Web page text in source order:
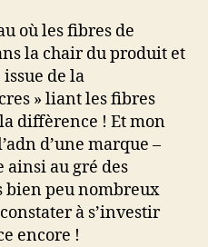
où les fibres de
la chair du produit et
de la
» liant les fibres
diffèrence ! Et mon
d’une marque –
ainsi au gré des
bien peu nombreux
à s’investir
encore !